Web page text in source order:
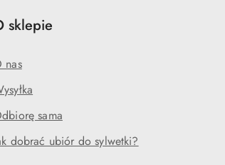
sklepie
nas
sama
dobrać ubiór do sylwetki?